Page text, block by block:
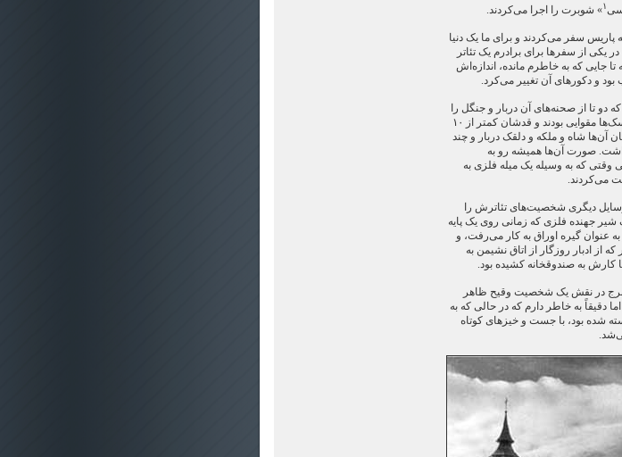
۱» شوبرت را اجرا می‌کردند.
پاریس سفر می‌کردند و برای ما یک دنیا
یکی از سفرها برای برادرم یک تئاتر
جایی که به خاطرم مانده، اندازه‌اش
و دکورهای آن تغییر می‌کرد.
که دو تا از صحنه‌های آن دربار و جنگل را
نشان می‌داد. عروسک‌ها مقوایی بودند و قدشان کمتر از ۱۰
آن‌ها شاه و ملکه و دلقک دربار و چند
صورت آن‌ها همیشه رو به
وقتی که به وسیله یک میله فلزی به
می‌کردند.
دیگری شخصیت‌های تئاترش را
شیر جهنده فلزی که زمانی روی یک پایه
عنوان گیره اوراق به کار می‌رفت، و
از ادبار روزگار از اتاق نشیمن به
کارش به صندوقخانه کشیده بود.
برج در نقش یک شخصیت وقیح ظاهر
دقیقاً به خاطر دارم که در حالی که به
شده بود، با جست و خیزهای کوتاه